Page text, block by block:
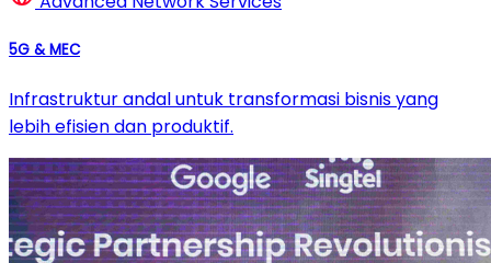
5G & MEC
Infrastruktur andal untuk transformasi bisnis yang
lebih efisien dan produktif.